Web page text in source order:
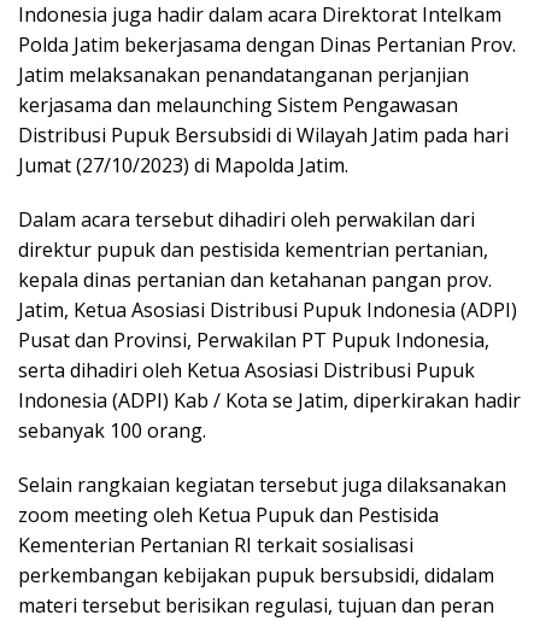
Indonesia juga hadir dalam acara Direktorat Intelkam
Polda Jatim bekerjasama dengan Dinas Pertanian Prov.
Jatim melaksanakan penandatanganan perjanjian
kerjasama dan melaunching Sistem Pengawasan
Distribusi Pupuk Bersubsidi di Wilayah Jatim pada hari
Jumat (27/10/2023) di Mapolda Jatim.
Dalam acara tersebut dihadiri oleh perwakilan dari
direktur pupuk dan pestisida kementrian pertanian,
kepala dinas pertanian dan ketahanan pangan prov.
Jatim, Ketua Asosiasi Distribusi Pupuk Indonesia (ADPI)
Pusat dan Provinsi, Perwakilan PT Pupuk Indonesia,
serta dihadiri oleh Ketua Asosiasi Distribusi Pupuk
Indonesia (ADPI) Kab / Kota se Jatim, diperkirakan hadir
sebanyak 100 orang.
Selain rangkaian kegiatan tersebut juga dilaksanakan
zoom meeting oleh Ketua Pupuk dan Pestisida
Kementerian Pertanian RI terkait sosialisasi
perkembangan kebijakan pupuk bersubsidi, didalam
materi tersebut berisikan regulasi, tujuan dan peran